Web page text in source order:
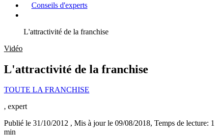
Conseils d'experts
L'attractivité de la franchise
Vidéo
L'attractivité de la franchise
TOUTE LA FRANCHISE
, expert
Publié le 31/10/2012 , Mis à jour le 09/08/2018, Temps de lecture: 1
min